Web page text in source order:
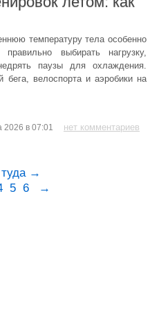
температуру тела особенно
выбирать нагрузку,
паузы для охлаждения.
велоспорта и аэробики на
2026 в 07:01 нет комментариев
туда →
5 6 →